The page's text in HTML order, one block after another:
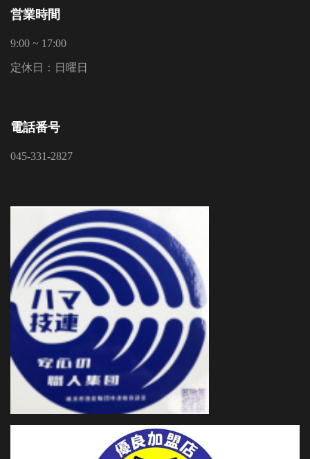
営業時間
9:00 ~ 17:00
定休日：日曜日
電話番号
045-331-2827